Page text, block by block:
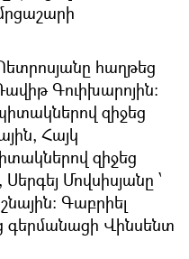
հաղթեց
Գուիխարոյին:
զիջեց
Հայկ
զիջեց
Մովսիսյանը ՝
Գաբրիել
գերմանացի Վինսենտ